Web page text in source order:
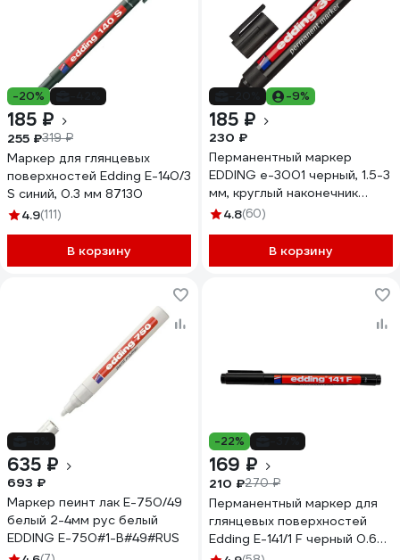
-20%
185 ₽
255 ₽319 ₽
Маркер для глянцевых
поверхностей Edding E-140/3
S синий, 0.3 мм 87130
4.9(111)
В корзину
-9%
185 ₽
230 ₽
Перманентный маркер
EDDING e-3001 черный, 1.5-3
мм, круглый наконечник
35734
4.8(60)
В корзину
635 ₽
693 ₽
Маркер пеинт лак E-750/49
белый 2-4мм рус белый
EDDING E-750#1-B#49#RUS
-22%
169 ₽
210 ₽270 ₽
Перманентный маркер для
глянцевых поверхностей
Edding E-141/1 F черный 0.6
мм 537631